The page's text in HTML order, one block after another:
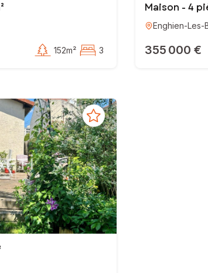
152m² 3
Maison - 4
Enghien-Les-
355 000 €